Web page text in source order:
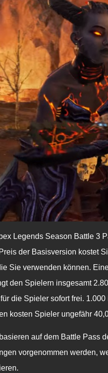
Legends Season Battle 3
der Basisversion kostet
Sie verwenden können.
den Spielern insgesamt
die Spieler sofort frei.
kosten Spieler ungefähr
auf dem Battle Pass
vorgenommen werden,